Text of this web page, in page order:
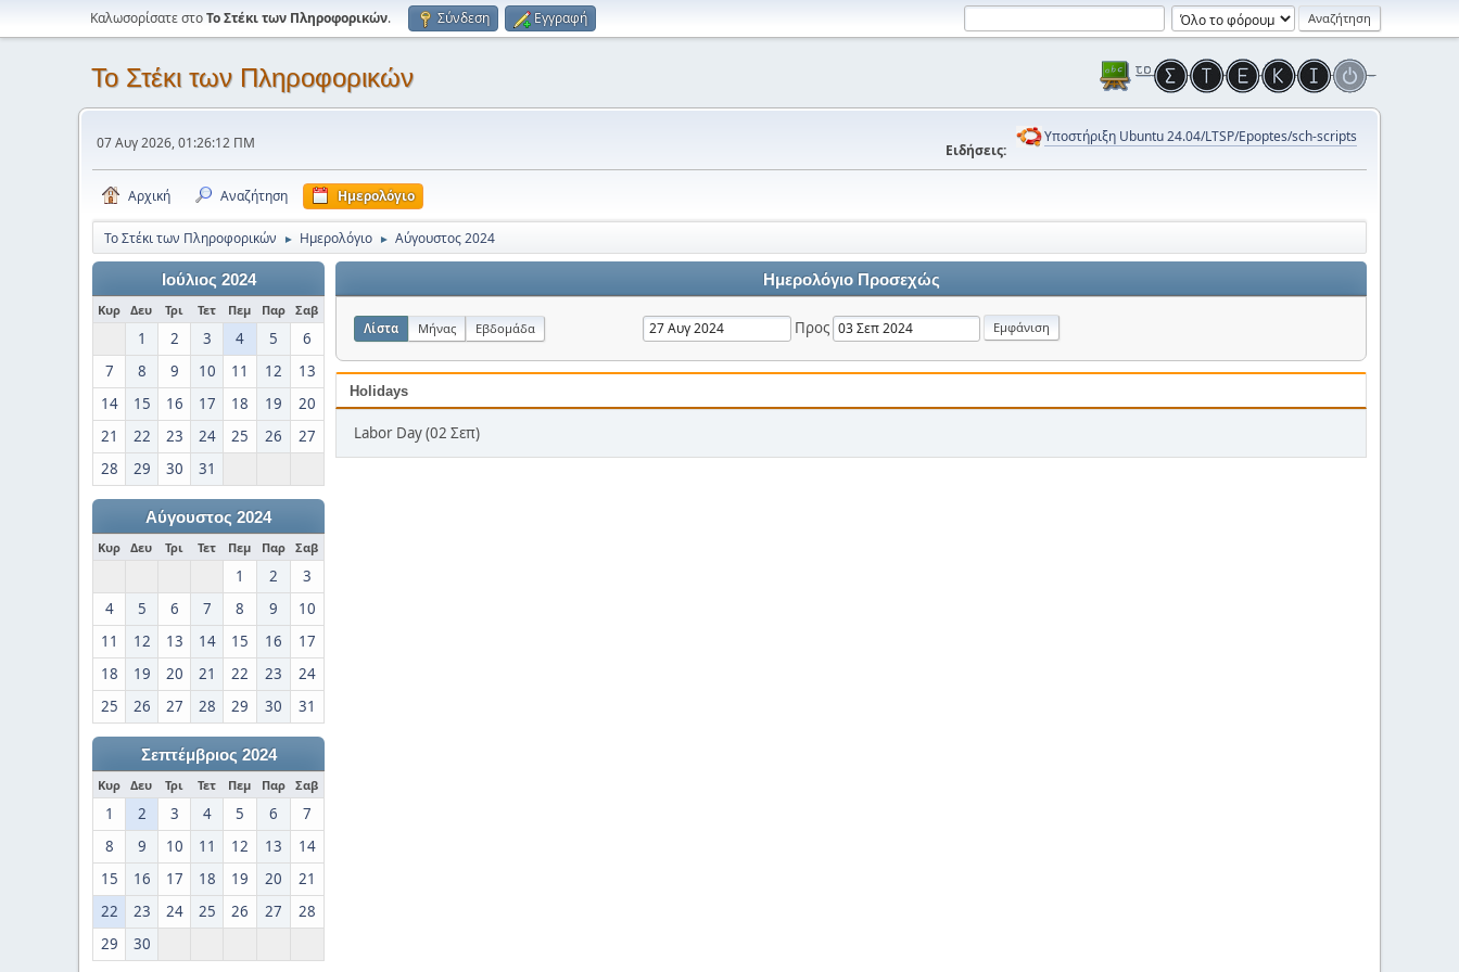
Καλωσορίσατε στοΤο Στέκι των Πληροφορικών. Σύνδεση Εγγραφή
Το Στέκι των Πληροφορικών
07 Αυγ 2026, 01:26:12 ΠΜ Ειδήσεις:
Υποστήριξη Ubuntu 24.04/LTSP/Epoptes/sch-scripts
Αρχική Αναζήτηση Ημερολόγιο
Το Στέκι των Πληροφορικών ► Ημερολόγιο ► Αύγουστος 2024
Ιούλιος 2024
Κυρ Δευ Τρι Τετ Πεμ Παρ Σαβ
1 2 3 4 5
6
7
8 9 10 11 12
13
14
15 16 17 18 19
20
21
22 23 24 25 26
27
28
29 30 31
Αύγουστος 2024
Κυρ Δευ Τρι Τετ Πεμ Παρ Σαβ
1 2
3
4
5 6 7 8 9
10
11
12 13 14 15 16
17
18
19 20 21 22 23
24
25
26 27 28 29 30 31
Σεπτέμβριος 2024
Κυρ Δευ Τρι Τετ Πεμ Παρ Σαβ
1 2 3 4 5 6
7
8
9 10 11 12 13
14
15
16 17 18 19 20
21
22
23 24 25 26 27
28
29
30
Ημερολόγιο Προσεχώς
Λίστα Μήνας Εβδομάδα Προς
Holidays
Labor Day (02 Σεπ)